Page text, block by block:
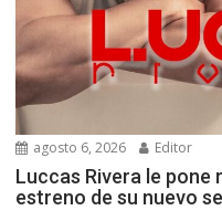
agosto 6, 2026 Editor
Luccas Rivera le pone
estreno de su nuevo